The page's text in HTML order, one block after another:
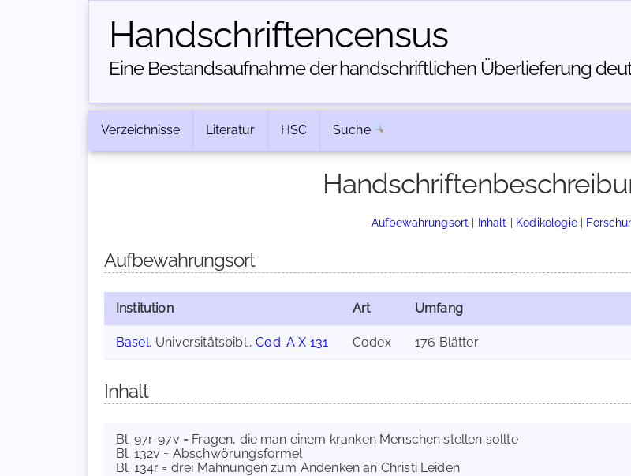
Handschriften­census
Eine Bestandsaufnahme der handschriftlichen Über­lieferung
Verzeichnisse Literatur HSC Suche
Aufbewahrungsort | Inhalt | Kodikologie|
Aufbewahrungsort
Institution Art Umfang
Basel, Universitätsbibl.,Cod. A X 131 Codex 176 Blätter
Inhalt
Bl. 97r-97v = Fragen, die man einem kranken Menschen stellen sollte
Bl. 132v = Abschwörungsformel
Bl. 134r = drei Mahnungen zum Andenken an Christi Leiden